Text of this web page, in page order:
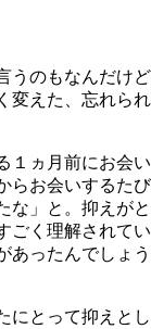
うのもなんだけど
変えた、忘れられ
ヵ月前にお会い
らお会いするたび
な」と。抑えがと
ごく理解されてい
あったんでしょう
にとって抑えとし